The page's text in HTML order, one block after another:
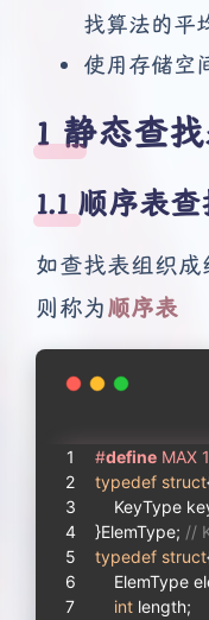
找算法的平
使用存储空
1 静态查
1.1 顺序表
如查找表组织成
则称为顺序表
#define MAX
typedef struct
KeyType
}ElemType; //
typedef struct
ElemType
int length;